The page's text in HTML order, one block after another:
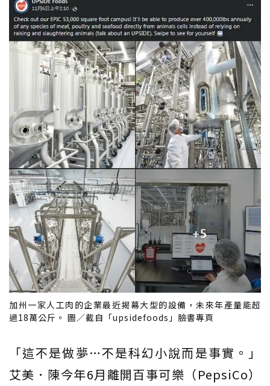
加州一家人工肉的企業最近揭幕大型的設備，未來年產量能超
過18萬公斤。 圖／截自「upsidefoods」臉書專頁
「這不是做夢…不是科幻小說而是事實。」
艾美．陳今年6月離開百事可樂（PepsiCo）